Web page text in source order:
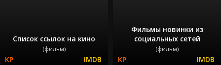
Список ссылок на кино
(фильм)
Фильмы новинки из
социальных сетей
(фильм)